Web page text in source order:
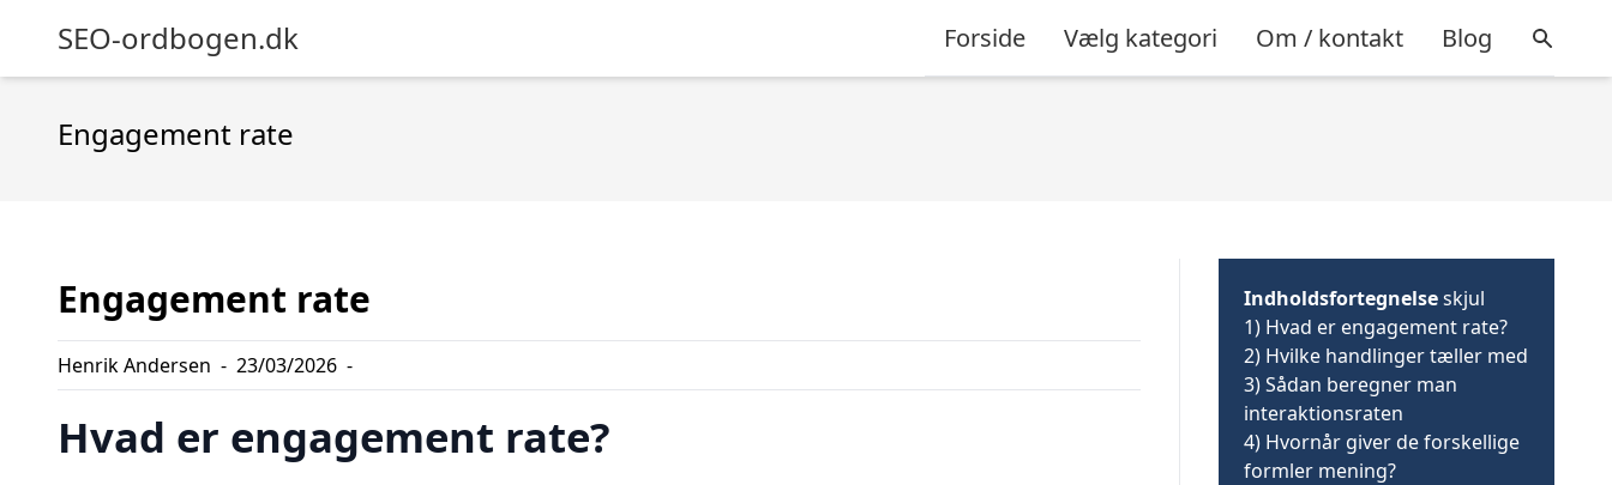
SEO-ordbogen.dk Forside Vælg kategori Om / kontakt Blog
Engagement rate
Engagement rate
Henrik Andersen - 23/03/2026 -
Hvad er engagement rate?
Indholdsfortegnelseskjul
1) Hvad er engagement rate?
2) Hvilke handlinger tæller med
3)Sådan beregner man
interaktionsraten
4) Hvornår giver de forskellige
formler mening?